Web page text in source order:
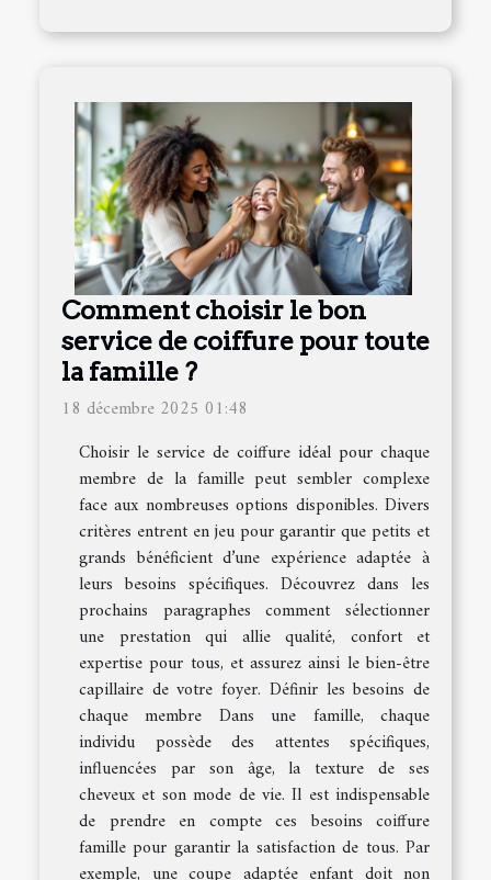
Comment choisir le bon
service de coiffure pour toute
la famille ?
18 décembre 2025 01:48
Choisir le service de coiffure idéal pour chaque
membre de la famille peut sembler complexe
face aux nombreuses options disponibles. Divers
critères entrent en jeu pour garantir que petits et
grands bénéficient d’une expérience adaptée à
leurs besoins spécifiques. Découvrez dans les
prochains paragraphes comment sélectionner
une prestation qui allie qualité, confort et
expertise pour tous, et assurez ainsi le bien-être
capillaire de votre foyer. Définir les besoins de
chaque membre Dans une famille, chaque
individu possède des attentes spécifiques,
influencées par son âge, la texture de ses
cheveux et son mode de vie. Il est indispensable
de prendre en compte ces besoins coiffure
famille pour garantir la satisfaction de tous. Par